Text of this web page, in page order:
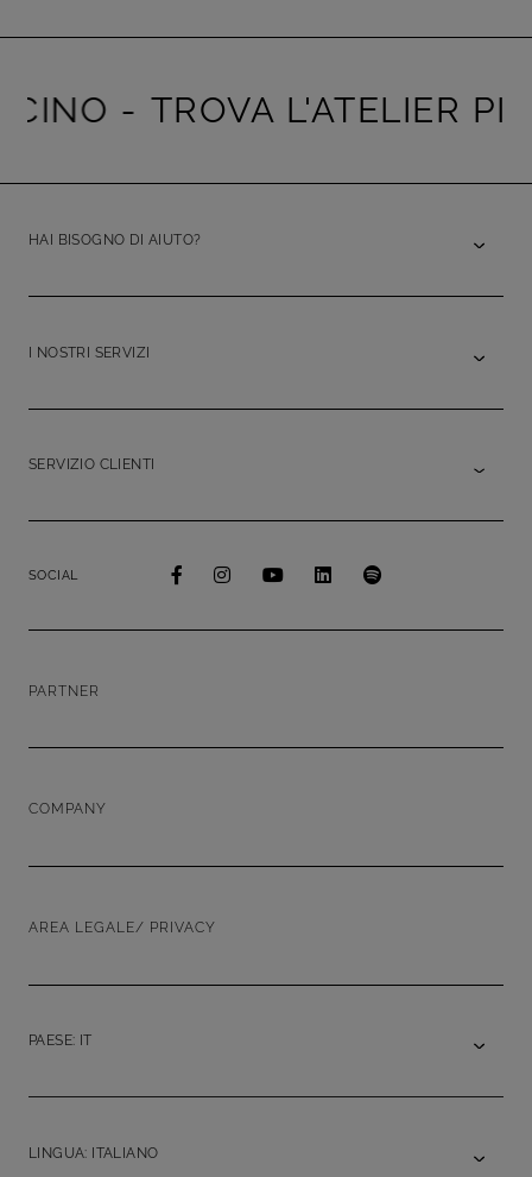
- TROVA L'ATELIER PIÙ
HAI BISOGNO DI AIUTO?
I NOSTRI SERVIZI
SERVIZIO CLIENTI
SOCIAL
PARTNER
COMPANY
AREA LEGALE/ PRIVACY
PAESE: IT
LINGUA: ITALIANO